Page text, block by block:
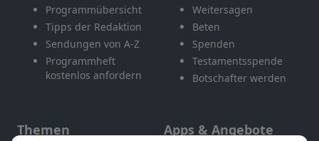
Programmübersicht
Tipps der Redaktion
Sendungen von A-Z
Programmheft
kostenlos anfordern
Weitersagen
Beten
Spenden
Testamentsspende
Botschafter werden
Themen Apps & Angebote